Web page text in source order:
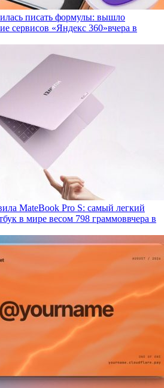
писать формулы: вышло
сервисов «Яндекс 360»вчера в
MateBook Pro S: самый легкий
в мире весом 798 граммоввчера в